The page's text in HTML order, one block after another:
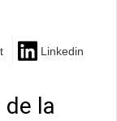
Linkedin
la